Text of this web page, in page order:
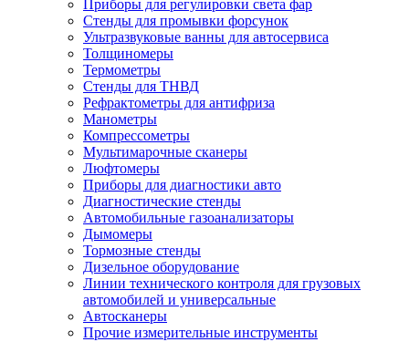
Приборы для регулировки света фар
Стенды для промывки форсунок
Ультразвуковые ванны для автосервиса
Толщиномеры
Термометры
Стенды для ТНВД
Рефрактометры для антифриза
Манометры
Компрессометры
Мультимарочные сканеры
Люфтомеры
Приборы для диагностики авто
Диагностические стенды
Автомобильные газоанализаторы
Дымомеры
Тормозные стенды
Дизельное оборудование
Линии технического контроля для грузовых
автомобилей и универсальные
Автосканеры
Прочие измерительные инструменты